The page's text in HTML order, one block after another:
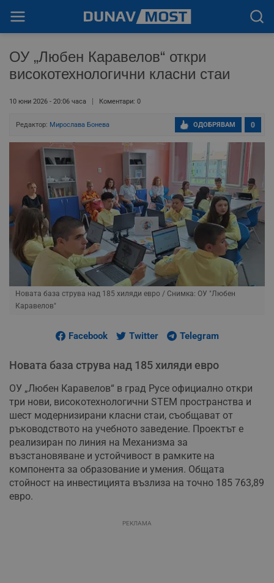
ОУ „Любен Каравелов“ откри
високотехнологични класни стаи
10 юни 2026 - 20:06 часа Коментари: 0
Редактор: Мирослава Бонева 0
ОДОБРЯВАМ
Новата база струва над 185 хиляди евро / Снимка: ОУ "Любен
Каравелов"
Facebook Twitter Telegram
Новата база струва над 185 хиляди евро
ОУ „Любен Каравелов“ в град Русе официално откри
три нови, високотехнологични STEM пространства и
шест модернизирани класни стаи, съобщават от
ръководството на учебното заведение. Проектът е
реализиран по линия на Механизма за
възстановяване и устойчивост в рамките на
компонента за образование и умения. Общата
стойност на инвестицията възлиза на точно 185 763,89
евро.
РЕКЛАМА